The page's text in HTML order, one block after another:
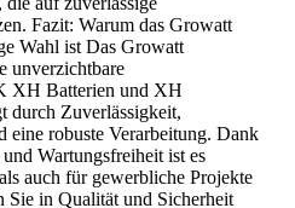
Fazit: Warum das Growatt
Wahl ist Das Growatt
unverzichtbare
XH Batterien und XH
durch Zuverlässigkeit,
robuste Verarbeitung. Dank
Wartungsfreiheit ist es
auch für gewerbliche Projekte
Sie in Qualität und Sicherheit